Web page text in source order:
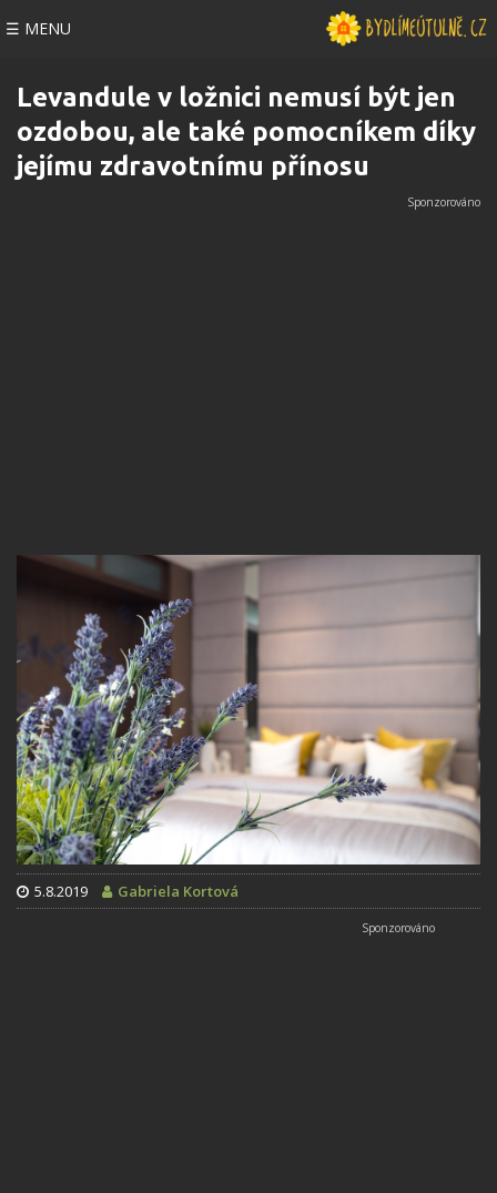
☰ MENU
Levandule v ložnici nemusí být jen
ozdobou, ale také pomocníkem díky
jejímu zdravotnímu přínosu
5.8.2019 Gabriela Kortová